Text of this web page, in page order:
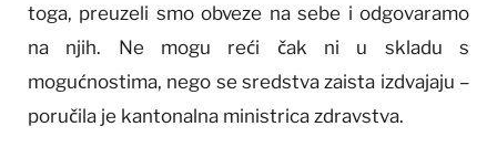
toga, preuzeli smo obveze na sebe i odgovaramo
na njih. Ne mogu reći čak ni u skladu s
mogućnostima, nego se sredstva zaista izdvajaju –
poručila je kantonalna ministrica zdravstva.